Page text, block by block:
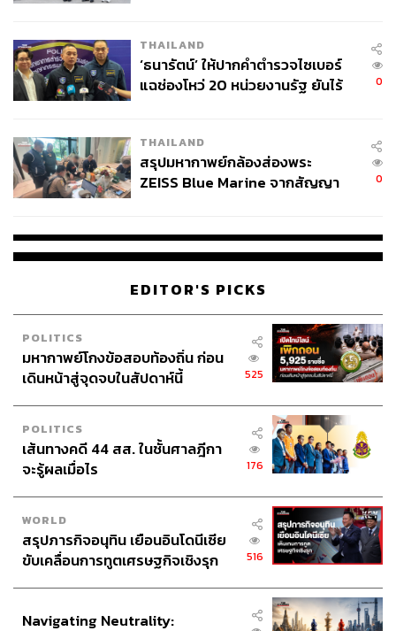
THAILAND
‘ธนารัตน์’ ให้ปากคำตำรวจไซเบอร์
แฉช่องโหว่ 20 หน่วยงานรัฐ ยันไร้
0
THAILAND
สรุปมหากาพย์กล้องส่องพระ
ZEISS Blue Marine จากสัญญา
จ่ายหนี้-แอบระบุแบรนด์
0
EDITOR'S PICKS
POLITICS
มหากาพย์โกงข้อสอบท้องถิ่น ก่อน
เดินหน้าสู่จุดจบในสัปดาห์นี้
525
POLITICS
เส้นทางคดี 44 สส. ในชั้นศาลฎีกา
จะรู้ผลเมื่อไร
176
WORLD
สรุปภารกิจอนุทิน เยือนอินโดนีเซีย
ขับเคลื่อนการทูตเศรษฐกิจเชิงรุก
516
Navigating Neutrality: